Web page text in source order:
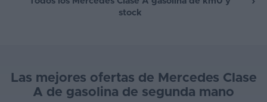
stock
Las mejores ofertas de Mercedes Clase
A de gasolina de segunda mano